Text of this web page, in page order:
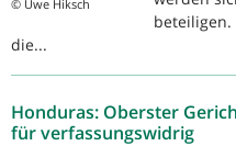
© Uwe Hiksch
beteiligen.
die...
Honduras: Oberster
für verfassungswidrig